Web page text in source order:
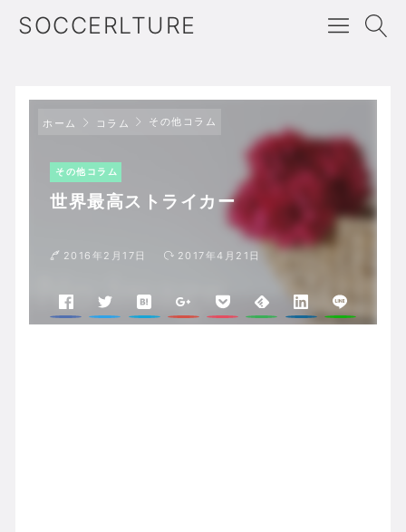
SOCCERLTURE
ホーム コラム その他コラム
その他コラム
世界最高ストライカー
2016年2月17日 2017年4月21日